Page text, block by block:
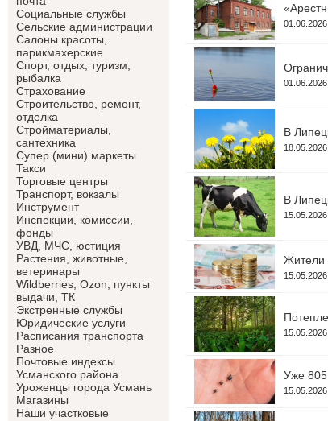
Социальные службы
Сельские администрации
Салоны красоты,
парикмахерские
Спорт, отдых, туризм,
рыбалка
Страхование
Строительство, ремонт,
отделка
Cтройматериалы,
сантехника
Супер (мини) маркеты
Такси
Торговые центры
Транспорт, вокзалы
Инструмент
Инспекции, комиссии,
фонды
УВД, МЧС, юстиция
Растения, животные,
ветеринары
Wildberries, Ozon, пункты
выдачи, ТК
Экстренные службы
Юридические услуги
Расписания транспорта
Разное
Почтовые индексы
Усманского района
Уроженцы города Усмань
Магазины
Наши участковые
01.06.2026
01.06.2026
В
18.05.2026
В
15.05.2026
Жители
15.05.2026
15.05.2026
Уже 805
15.05.2026